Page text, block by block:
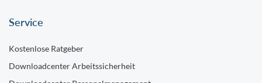
Service
Kostenlose Ratgeber
Downloadcenter Arbeitssicherheit